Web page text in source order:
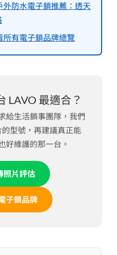
外防水電子鎖推薦：透天
所有電子鎖品牌總覽
LAVO 最適合？
給生活鎖事團隊，我們
型號，再建議真正能
好維護的那一台。
照片評估
子鎖品牌